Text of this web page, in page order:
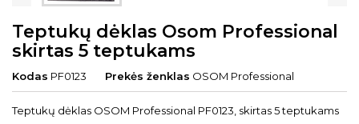
Teptukų dėklas Osom Professional
skirtas 5 teptukams
Kodas PF0123 Prekės ženklas OSOM Professional
Teptukų dėklas OSOM Professional PF0123, skirtas 5 teptukams